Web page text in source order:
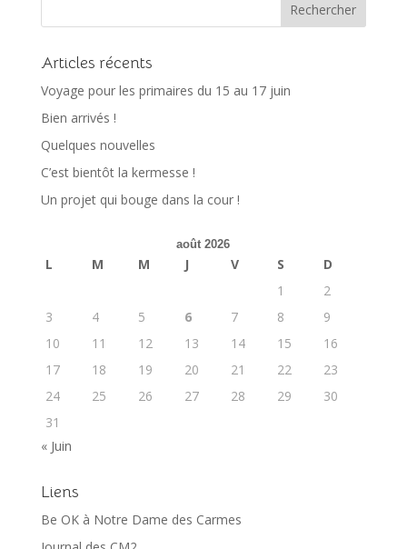
Articles récents
Voyage pour les primaires du 15 au 17 juin
Bien arrivés !
Quelques nouvelles
C’est bientôt la kermesse !
Un projet qui bouge dans la cour !
août 2026
L M M J V S
D
1
2
3
4 5 6 7 8
9
10
11 12 13 14 15
16
17
18 19 20 21 22
23
24
25 26 27 28 29
30
31
« Juin
Liens
Be OK à Notre Dame des Carmes